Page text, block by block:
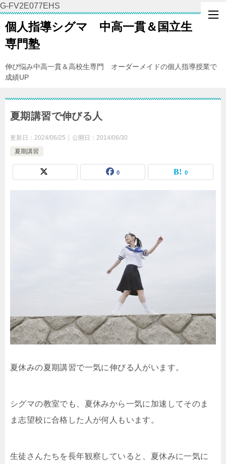
G-FV2E077EHS
個人指導シグマ 中高一貫＆国立生
専門塾
伸び悩み中高一貫＆高校生専門 オーダーメイドの個人指導授業で
成績UP
夏期講習で伸びる人
更新日： 2024/06/25 公開日： 2014/06/30
夏期講習
0 0
夏休みの夏期講習で一気に伸びる人がいます。
シグマの教室でも、夏休みから一気に加速してそのま
ま志望校に合格した人が何人もいます。
生徒さんたちを長年観察していると、夏休みに一気に